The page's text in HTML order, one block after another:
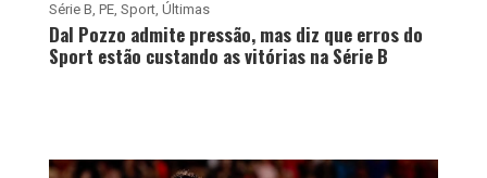
Série B, PE, Sport, Últimas
Dal Pozzo admite pressão, mas diz que erros do
Sport estão custando as vitórias na Série B